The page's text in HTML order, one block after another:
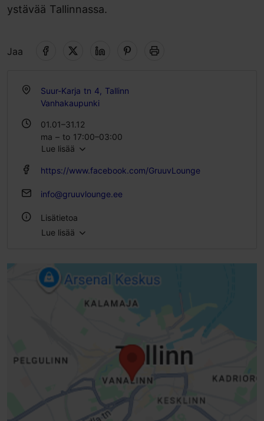
ystävää Tallinnassa.
Jaa
Suur-Karja tn 4, Tallinn
Vanhakaupunki
01.01–31.12
ma – to 17:00–03:00
pe – la 17:00–05:00
Lue lisää
https://www.facebook.com/GruuvLounge
info@gruuvlounge.ee
Lisätietoa
Istumapaikkoja: 50
Istumapaikkoja ulkona: 25
Lue lisää